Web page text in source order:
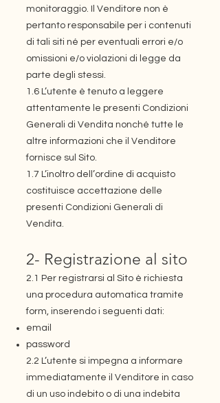
monitoraggio. Il Venditore non è
pertanto responsabile per i contenuti
di tali siti né per eventuali errori e/o
omissioni e/o violazioni di legge da
parte degli stessi.
1.6 L’utente è tenuto a leggere
attentamente le presenti Condizioni
Generali di Vendita nonché tutte le
altre informazioni che il Venditore
fornisce sul Sito.
1.7 L’inoltro dell’ordine di acquisto
costituisce accettazione delle
presenti Condizioni Generali di
Vendita.
2- Registrazione al sito
2.1 Per registrarsi al Sito è richiesta
una procedura automatica tramite
form, inserendo i seguenti dati:
email
password
2.2 L’utente si impegna a informare
immediatamente il Venditore in caso
di un uso indebito o di una indebita